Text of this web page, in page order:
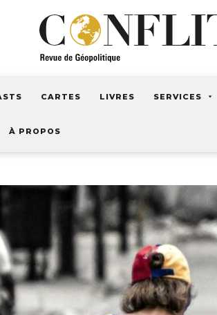
CARTES LIVRES SERVICES
À PROPOS